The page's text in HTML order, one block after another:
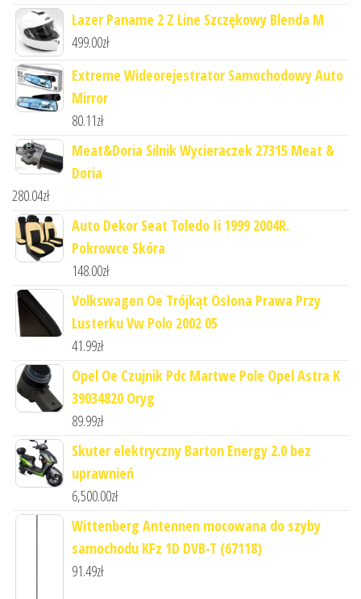
Lazer Paname 2 Z Line Szczękowy Blenda M
499.00zł
Extreme Wideorejestrator Samochodowy Auto
Mirror
80.11zł
Meat&Doria Silnik Wycieraczek 27315 Meat &
Doria
280.04zł
Auto Dekor Seat Toledo Ii 1999 2004R.
Pokrowce Skóra
148.00zł
Volkswagen Oe Trójkąt Osłona Prawa Przy
Lusterku Vw Polo 2002 05
41.99zł
Opel Oe Czujnik Pdc Martwe Pole Opel Astra K
39034820 Oryg
89.99zł
Skuter elektryczny Barton Energy 2.0 bez
uprawnień
6,500.00zł
Wittenberg Antennen mocowana do szyby
samochodu KFz 1D DVB-T (67118)
91.49zł